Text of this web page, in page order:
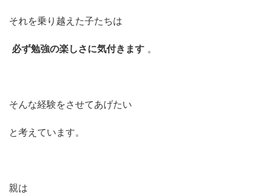
それを乗り越えた子たちは
必ず勉強の楽しさに気付きます 。
そんな経験をさせてあげたい
と考えています。
親は